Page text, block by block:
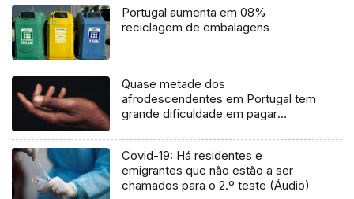
Portugal aumenta em 08%
reciclagem de embalagens
Quase metade dos
afrodescendentes em Portugal tem
grande dificuldade em pagar
Covid-19: Há residentes e
emigrantes que não estão a ser
chamados para o 2.º teste (Áudio)